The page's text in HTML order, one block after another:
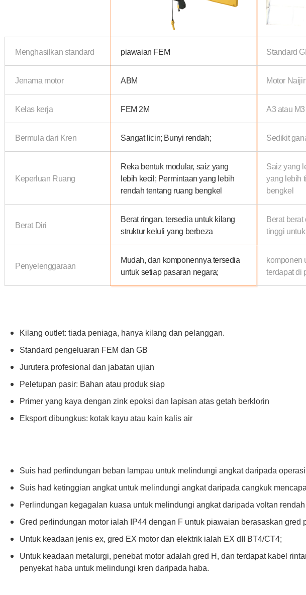
Menghasilkan standard piawaian FEM Standard
Jenama motor ABM Motor
Kelas kerja FEM 2M A3 atau M3
Bermula dari Kren Sangat licin; Bunyi rendah; Sedikit
Keperluan Ruang
Reka bentuk modular, saiz yang
lebih kecil; Permintaan yang lebih
rendah tentang ruang bengkel
Saiz yang
yang lebih
bengkel
Berat Diri
Berat ringan, tersedia untuk kilang
struktur keluli yang berbeza
Berat
tinggi
Penyelenggaraan
Mudah, dan komponennya tersedia
untuk setiap pasaran negara;
komponen
terdapat di
Kilang outlet: tiada peniaga, hanya kilang dan pelanggan.
Standard pengeluaran FEM dan GB
Jurutera profesional dan jabatan ujian
Peletupan pasir: Bahan atau produk siap
Primer yang kaya dengan zink epoksi dan lapisan atas getah berklorin
Eksport dibungkus: kotak kayu atau kain kalis air
Suis had perlindungan beban lampau untuk melindungi angkat daripada
Suis had ketinggian angkat untuk melindungi angkat daripada cangkuk
Perlindungan kegagalan kuasa untuk melindungi angkat daripada voltan
Gred perlindungan motor ialah IP44 dengan F untuk piawaian berasaskan gred
Untuk keadaan jenis ex, gred EX motor dan elektrik ialah EX dII BT4/CT4;
Untuk keadaan metalurgi, penebat motor adalah gred H, dan terdapat kabel
penyekat haba untuk melindungi kren daripada haba.